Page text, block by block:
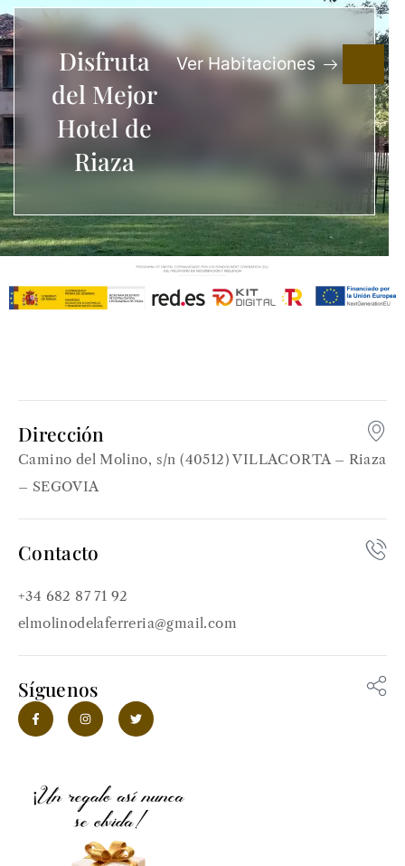
Disfruta
del Mejor
Hotel de
Riaza
Ver Habitaciones
Dirección
Camino del Molino, s/n (40512) VILLACORTA – Riaza
– SEGOVIA
Contacto
+34 682 87 71 92
elmolinodelaferreria@gmail.com
Síguenos